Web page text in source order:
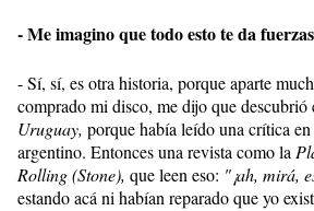
- Me imagino que todo esto te da
- Sí, sí, es otra historia, porque aparte
comprado mi disco, me dijo que descubrió
Uruguay, porque había leído una crítica
argentino. Entonces una revista como la
Rolling (Stone), que leen eso: "¡ah, mirá,
estando acá ni habían reparado que yo